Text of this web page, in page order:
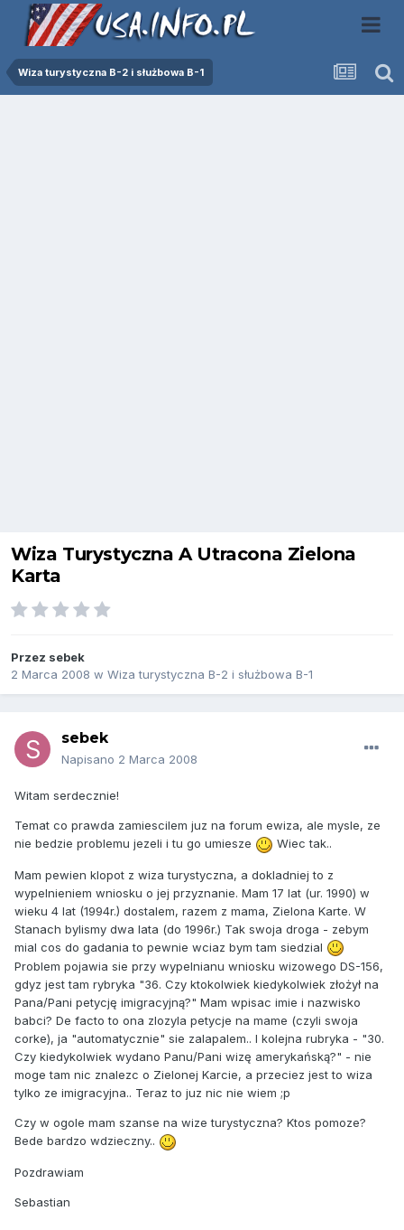
Wiza turystyczna B-2 i służbowa B-1
Wiza Turystyczna A Utracona Zielona
Karta
Przez sebek
2 Marca 2008 w Wiza turystyczna B-2 i służbowa B-1
sebek
Napisano 2 Marca 2008
Witam serdecznie!
Temat co prawda zamiescilem juz na forum ewiza, ale mysle, ze
nie bedzie problemu jezeli i tu go umiesze
Wiec tak..
Mam pewien klopot z wiza turystyczna, a dokladniej to z
wypelnieniem wniosku o jej przyznanie. Mam 17 lat (ur. 1990) w
wieku 4 lat (1994r.) dostalem, razem z mama, Zielona Karte. W
Stanach bylismy dwa lata (do 1996r.) Tak swoja droga - zebym
mial cos do gadania to pewnie wciaz bym tam siedzial
Problem pojawia sie przy wypelnianu wniosku wizowego DS-156,
gdyz jest tam rybryka "36. Czy ktokolwiek kiedykolwiek złożył na
Pana/Pani petycję imigracyjną?" Mam wpisac imie i nazwisko
babci? De facto to ona zlozyla petycje na mame (czyli swoja
corke), ja "automatycznie" sie zalapalem.. I kolejna rubryka - "30.
Czy kiedykolwiek wydano Panu/Pani wizę amerykańską?" - nie
moge tam nic znalezc o Zielonej Karcie, a przeciez jest to wiza
tylko ze imigracyjna.. Teraz to juz nic nie wiem ;p
Czy w ogole mam szanse na wize turystyczna? Ktos pomoze?
Bede bardzo wdzieczny..
Pozdrawiam
Sebastian